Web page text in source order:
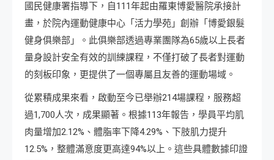
國民健康署指導下，自111年起由羅東博愛醫院承接計
畫，於院內運動健康中心「活力學苑」創辦「博愛銀髮
健身俱樂部」。此俱樂部透過專業團隊為65歲以上長者
量身設計安全有效的訓練課程，不僅打破了長者對運動
的刻板印象，更提供了一個專屬且友善的運動場域。
從累積成果來看，啟動至今已舉辦214場課程，服務超
過1,700人次，成果顯著。根據113年報告，學員平均肌
肉量增加2.12%、體脂率下降4.29%、下肢肌力提升
12.5%，整體滿意度更高達94%以上。這些具體數據印證